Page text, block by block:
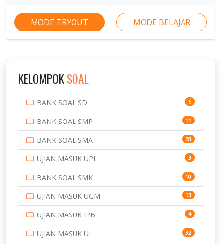
MODE TRYOUT MODE BELAJAR
KELOMPOKSOAL
BANK SOAL SD 6
BANK SOAL SMP 11
BANK SOAL SMA 28
UJIAN MASUK UPI 3
BANK SOAL SMK 10
UJIAN MASUK UGM 13
UJIAN MASUK IPB 4
UJIAN MASUK UI 32